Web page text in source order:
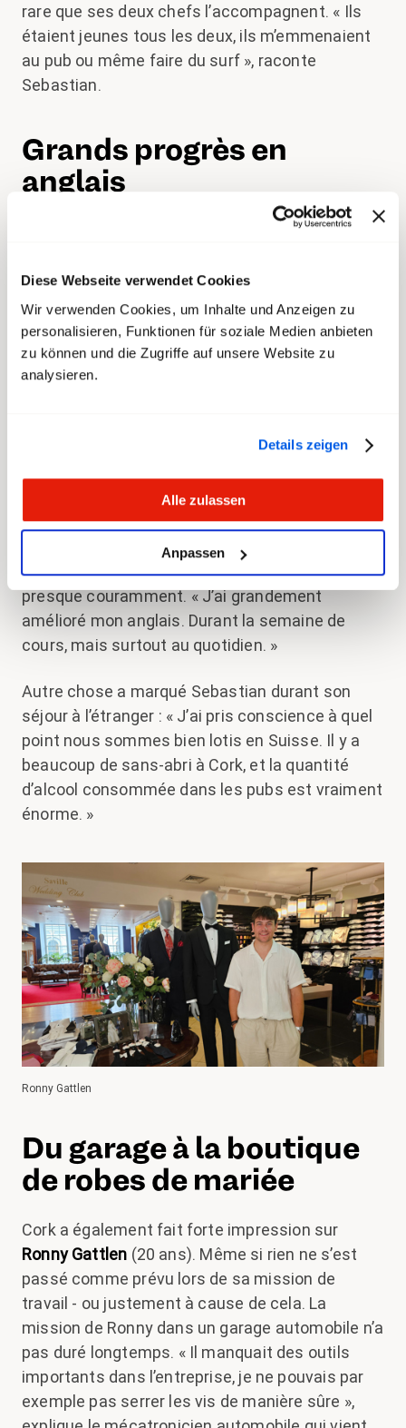
Diese Webseite verwendet Cookies
Wir verwenden Cookies, um Inhalte und Anzeigen zu
personalisieren, Funktionen für soziale Medien anbieten
zu können und die Zugriffe auf unsere Website zu
analysieren.
Details zeigen
Alle zulassen
Anpassen
rare que ses deux chefs l’accompagnent. « Ils
étaient jeunes tous les deux, ils m’emmenaient
au pub ou même faire du surf », raconte
Sebastian.
Grands progrès en
anglais
« J’ai vraiment été chanceux avec ma ‘boîte’, une
Wyssachen, en Haute-Argovie. « J’ai pu prendre
beaucoup de responsabilités dès le début. » Une
fois, il s’agissait par exemple de forger une
tablette. « J’étais libre d’imaginer quelque chose,
je pouvais utiliser tout le matériel et poser des
Poser des questions, justement, ce n’était pas
comment on appelle tel ou tel outil en anglais »,
se rappelle Sebastian. « Mais j’ai toujours réussi
à me faire comprendre avec les pieds et les
mains. » Et à la fin, il était capable de s’exprimer
presque couramment. « J’ai grandement
amélioré mon anglais. Durant la semaine de
cours, mais surtout au quotidien. »
Autre chose a marqué Sebastian durant son
séjour à l’étranger : « J’ai pris conscience à quel
point nous sommes bien lotis en Suisse. Il y a
beaucoup de sans-abri à Cork, et la quantité
d’alcool consommée dans les pubs est vraiment
énorme. »
Ronny Gattlen
Du garage à la boutique
de robes de mariée
Cork a également fait forte impression sur
Ronny Gattlen (20 ans). Même si rien ne s’est
passé comme prévu lors de sa mission de
travail - ou justement à cause de cela. La
mission de Ronny dans un garage automobile n’a
pas duré longtemps. « Il manquait des outils
importants dans l’entreprise, je ne pouvais par
exemple pas serrer les vis de manière sûre »,